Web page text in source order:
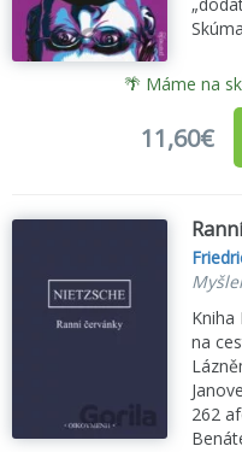
🌴 Máme na
11,60€
Kniha
na
262